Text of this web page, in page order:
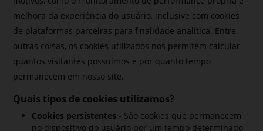
melhora da experiência do usuário, inclusive com cookies
de plataformas parceiras para finalidade analítica. Entre
outras coisas, os cookies utilizados nos permitem calcular
quantos visitantes possuímos e por quanto tempo
permanecem em nosso site.
Quais tipos de cookies utilizamos?
Cookies persistentes - São cookies que permanecem
no dispositivo do usuário por um tempo determinado